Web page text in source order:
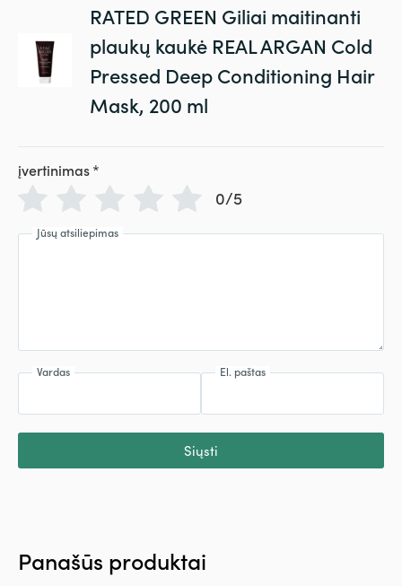
RATED GREEN Giliai maitinanti
plaukų kaukė REAL ARGAN Cold
Pressed Deep Conditioning Hair
Mask, 200 ml
įvertinimas*
0/5
Jūsų atsiliepimas
Vardas El. paštas
Siųsti
Panašūs produktai